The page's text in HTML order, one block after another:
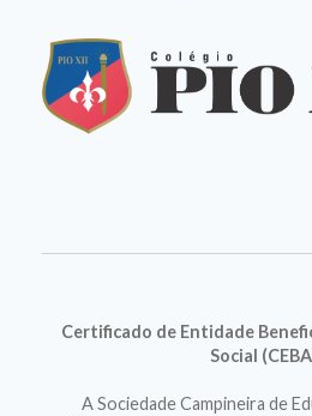
Certificado de Entidade
Social
A Sociedade Campineira de